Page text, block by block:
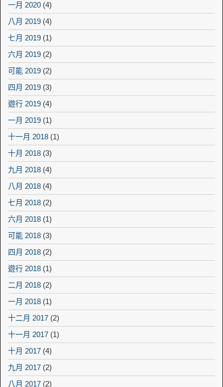
一月 2020 (4)
八月 2019 (4)
七月 2019 (1)
六月 2019 (2)
可能 2019 (2)
四月 2019 (3)
遊行 2019 (4)
一月 2019 (1)
十一月 2018 (1)
十月 2018 (3)
九月 2018 (4)
八月 2018 (4)
七月 2018 (2)
六月 2018 (1)
可能 2018 (3)
四月 2018 (2)
遊行 2018 (1)
二月 2018 (2)
一月 2018 (1)
十二月 2017 (2)
十一月 2017 (1)
十月 2017 (4)
九月 2017 (2)
八月 2017 (2)